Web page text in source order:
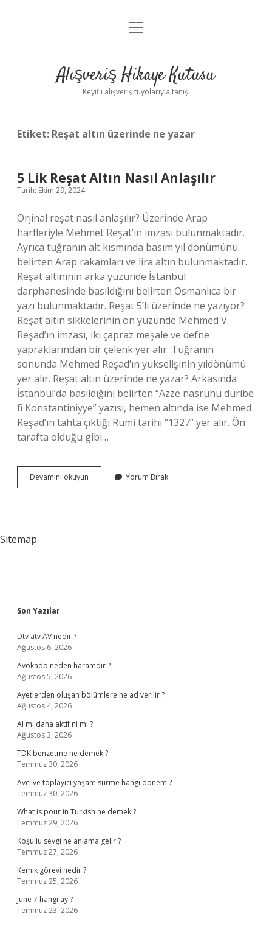
Anasayfa
Yasal Uyarı
menüyü
Alışveriş Hikaye Kutusu
Keyifli alışveriş tüyolarıyla tanış!
Etiket: Reşat altın üzerinde ne yazar
5 Lik Reşat Altın Nasıl Anlaşılır
Tarih: Ekim 29, 2024
Orjinal reşat nasıl anlaşılır? Üzerinde Arap
harfleriyle Mehmet Reşat’ın imzası bulunmaktadır.
Ayrıca tuğranın alt kısmında basım yıl dönümünü
belirten Arap rakamları ve lira altın bulunmaktadır.
Reşat altınının arka yüzünde İstanbul
darphanesinde basıldığını belirten Osmanlıca bir
yazı bulunmaktadır. Reşat 5’li üzerinde ne yazıyor?
Reşat altın sikkelerinin ön yüzünde Mehmed V
Reşad’ın imzası, iki çapraz meşale ve defne
yapraklarından bir çelenk yer alır. Tuğranın
sonunda Mehmed Reşad’ın yükselişinin yıldönümü
yer alır. Reşat altın üzerinde ne yazar? Arkasında
İstanbul’da basıldığını belirten “Azze nasruhu duribe
fi Konstantiniyye” yazısı, hemen altında ise Mehmed
Reşad’ın tahta çıktığı Rumi tarihi “1327” yer alır. Ön
tarafta olduğu gibi…
Devamını okuyun
Lik
Yorum Bırak
Sitemap
Sidebar
Son Yazılar
Dtv atv AV nedir ?
Ağustos 6, 2026
Avokado neden haramdır ?
Ağustos 5, 2026
Ayetlerden oluşan bölümlere ne ad verilir ?
Ağustos 4, 2026
Al mı daha aktif ni mi ?
Ağustos 3, 2026
TDK benzetme ne demek ?
Temmuz 30, 2026
Avcı ve toplayıcı yaşam sürme hangi dönem ?
Temmuz 30, 2026
What is pour in Turkish ne demek ?
Temmuz 29, 2026
Koşullu sevgi ne anlama gelir ?
Temmuz 27, 2026
Kemik görevi nedir ?
Temmuz 25, 2026
June 7 hangi ay ?
Temmuz 23, 2026